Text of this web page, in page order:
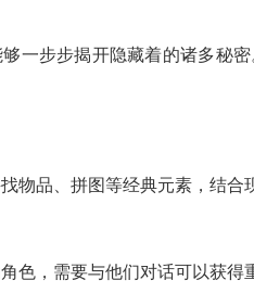
一步步揭开隐藏着的诸多秘
物品、拼图等经典元素，结合
色，需要与他们对话可以获得